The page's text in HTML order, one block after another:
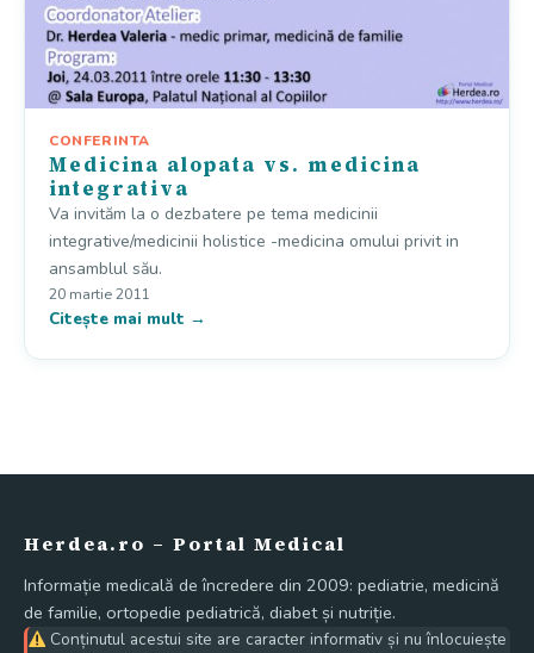
CONFERINTA
Medicina alopata vs. medicina
integrativa
Va invităm la o dezbatere pe tema medicinii
integrative/medicinii holistice -medicina omului privit in
ansamblul său.
20 martie 2011
Citește mai mult →
Herdea.ro – Portal Medical
Informație medicală de încredere din 2009: pediatrie, medicină
de familie, ortopedie pediatrică, diabet și nutriție.
Conținutul acestui site are caracter informativ și nu înlocuiește